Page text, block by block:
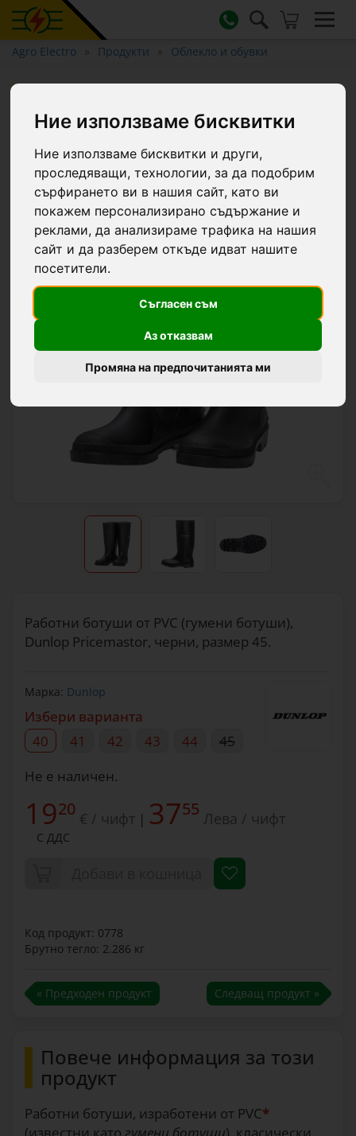
Ние използваме бисквитки
Ние използваме бисквитки и други,
проследяващи, технологии, за да подобрим
сърфирането ви в нашия сайт, като ви
покажем персонализирано съдържание и
реклами, да анализираме трафика на нашия
сайт и да разберем откъде идват нашите
посетители.
Съгласен съм
Аз отказвам
Промяна на предпочитанията ми
Agro Electro Продукти Облекло и обувки
Dunlop Pricemastor, черни,
Работни ботуши от PVC (гумени ботуши),
Dunlop Pricemastor, черни, размер 45.
Марка: Dunlop
Избери варианта
40
41 42 43 44
45
Не е наличен.
1920 € / чифт | 3755 Лева / чифт
С ДДС
Код продукт: 0778
Брутно тегло: 2.286 кг
« Предходен продукт Следващ продукт »
Повече информация за този
продукт
Работни ботуши, изработени от PVC*